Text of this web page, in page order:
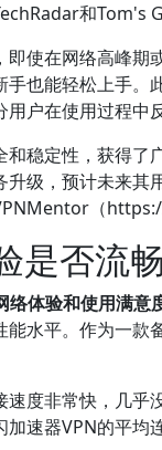
和Tom's
使在网络高峰
也能轻松上手
户在使用过程中
稳定性，获得
级，预计未来
（
是否流
体验和使用满意
水平。作为一
度非常快，几
速器VPN的平